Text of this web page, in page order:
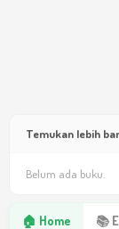
Temukan lebih
Belum ada buku.
🏠 Home 📚